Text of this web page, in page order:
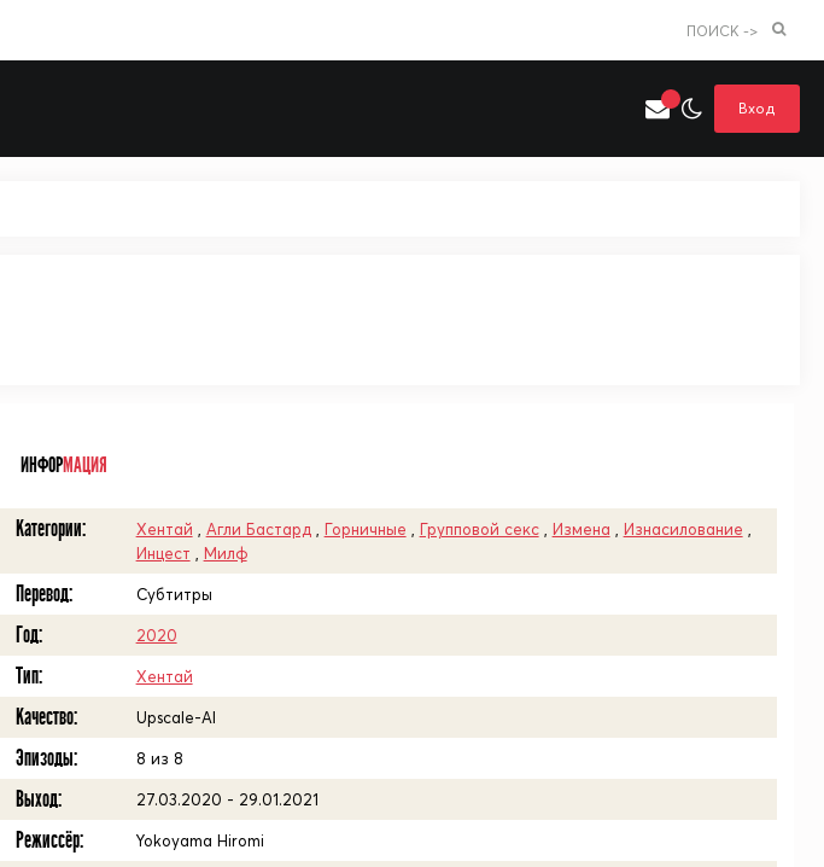
ПОИСК ->
Вход
ИНФОРМАЦИЯ
Категории: Хентай Агли Бастард Горничные Групповой секс, Измена Изнасилование
Инцест
Милф
Перевод: Субтитры
Год: 2020
Тип: Хентай
Качество: Upscale-AI
Эпизоды: 8 из 8
Выход: 27.03.2020 - 29.01.2021
Режиссёр: Yokoyama Hiromi